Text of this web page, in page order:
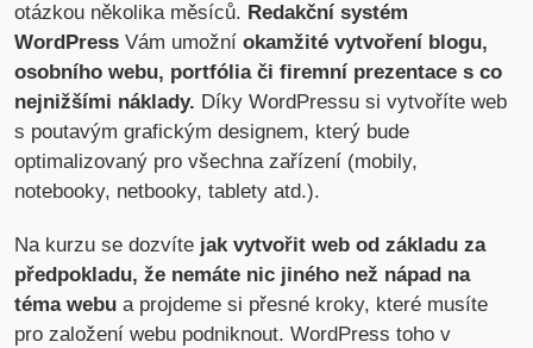
otázkou několika měsíců. Redakční systém
WordPress Vám umožníokamžité vytvoření blogu,
osobního webu, portfólia či firemní prezentace s co
nejnižšími náklady. Díky WordPressu si vytvoříte web
s poutavým grafickým designem, který bude
optimalizovaný pro všechna zařízení (mobily,
notebooky, netbooky, tablety atd.).
Na kurzu se dozvíte jak vytvořit web od základu za
předpokladu, že nemáte nic jiného než nápad na
téma webu a projdeme si přesné kroky, které musíte
pro založení webu podniknout. WordPress toho v